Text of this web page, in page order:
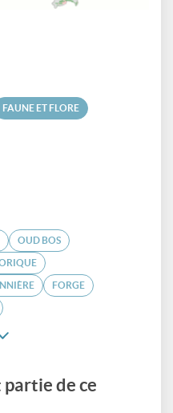
FAUNE ET FLORE
OUD BOS
FORGE
de ce